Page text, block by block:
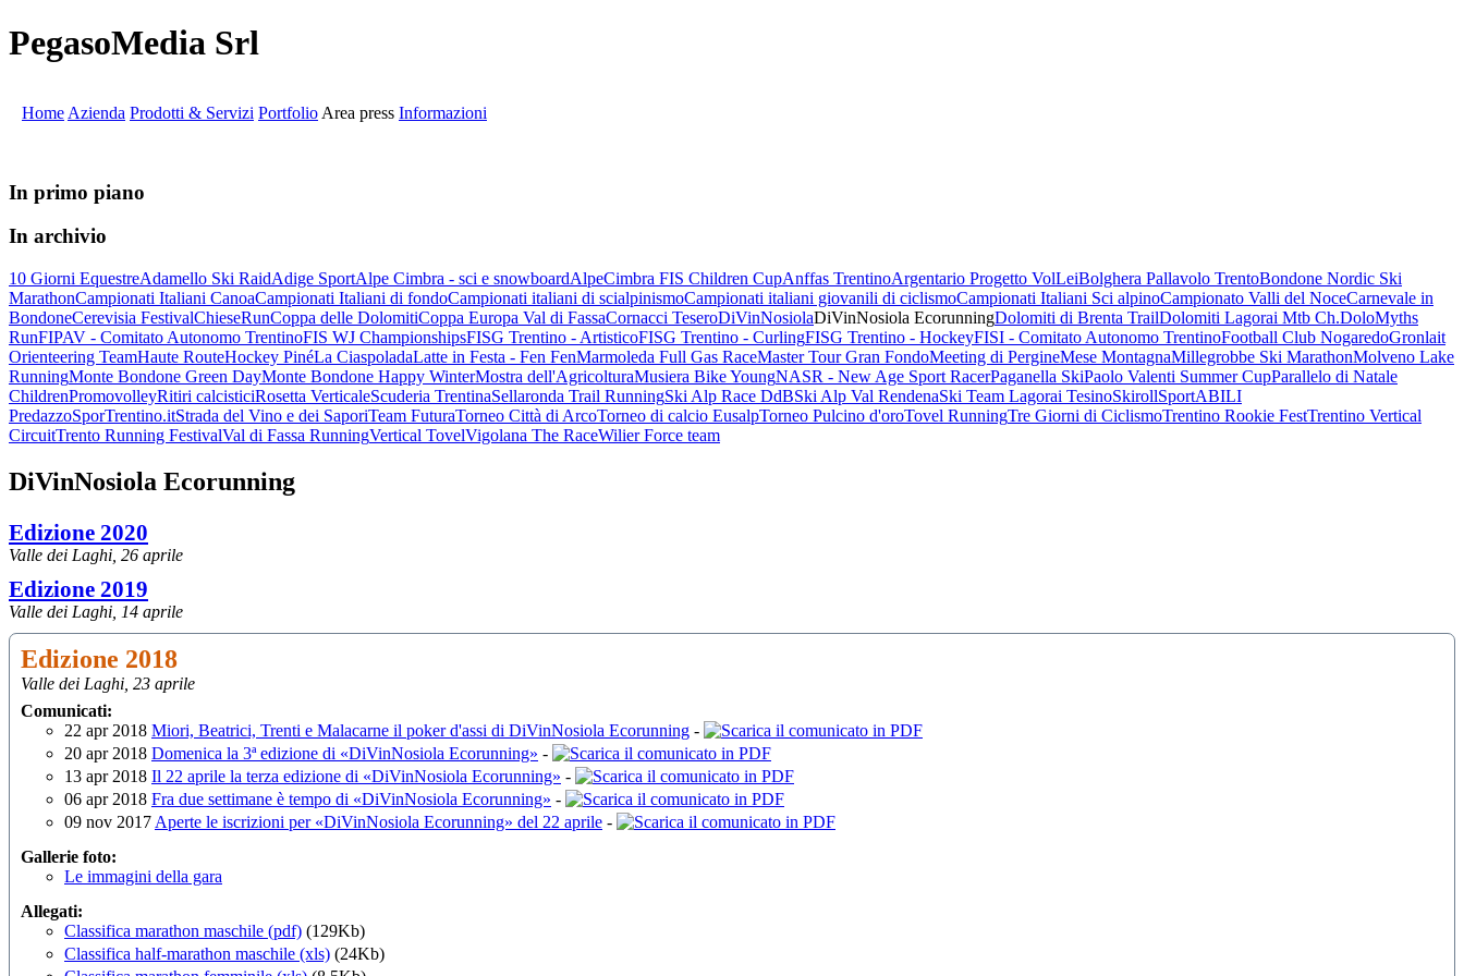
PegasoMedia Srl
Home Azienda Prodotti & Servizi Portfolio Area press Informazioni
In primo piano
In archivio
10 Giorni EquestreAdamello Ski RaidAdige SportAlpe Cimbra - sci e snowboardAlpeCimbra FIS Children CupAnffas TrentinoArgentario Progetto VolLeiBolghera Pallavolo TrentoBondone Nordic Ski
MarathonCampionati Italiani CanoaCampionati Italiani di fondoCampionati italiani di scialpinismoCampionati italiani giovanili di ciclismoCampionati Italiani Sci alpinoCampionato Valli del NoceCarnevale in
BondoneCerevisia FestivalChieseRunCoppa delle DolomitiCoppa Europa Val di FassaCornacci TeseroDiVinNosiolaDiVinNosiola EcorunningDolomiti di Brenta TrailDolomiti Lagorai Mtb Ch.DoloMyths
RunFIPAV - Comitato Autonomo TrentinoFIS WJ ChampionshipsFISG Trentino - ArtisticoFISG Trentino - CurlingFISG Trentino - HockeyFISI - Comitato Autonomo TrentinoFootball Club NogaredoGronlait
Orienteering TeamHaute RouteHockey PinéLa CiaspoladaLatte in Festa - Fen FenMarmoleda Full Gas RaceMaster Tour Gran FondoMeeting di PergineMese MontagnaMillegrobbe Ski MarathonMolveno Lake
RunningMonte Bondone Green DayMonte Bondone Happy WinterMostra dell'AgricolturaMusiera Bike YoungNASR - New Age Sport RacerPaganella SkiPaolo Valenti Summer CupParallelo di Natale
ChildrenPromovolleyRitiri calcisticiRosetta VerticaleScuderia TrentinaSellaronda Trail RunningSki Alp Race DdBSki Alp Val RendenaSki Team Lagorai TesinoSkirollSportABILI
PredazzoSporTrentino.itStrada del Vino e dei SaporiTeam FuturaTorneo Città di ArcoTorneo di calcio EusalpTorneo Pulcino d'oroTovel RunningTre Giorni di CiclismoTrentino Rookie FestTrentino Vertical
CircuitTrento Running FestivalVal di Fassa RunningVertical TovelVigolana The RaceWilier Force team
DiVinNosiola Ecorunning
Edizione 2020
Valle dei Laghi, 26 aprile
Edizione 2019
Valle dei Laghi, 14 aprile
Edizione 2018
Valle dei Laghi, 23 aprile
Comunicati:
22 apr 2018 Miori, Beatrici, Trenti e Malacarne il poker d'assi di DiVinNosiola Ecorunning -
20 apr 2018 Domenica la 3ª edizione di «DiVinNosiola Ecorunning» -
13 apr 2018 Il 22 aprile la terza edizione di «DiVinNosiola Ecorunning» -
06 apr 2018 Fra due settimane è tempo di «DiVinNosiola Ecorunning» -
09 nov 2017 Aperte le iscrizioni per «DiVinNosiola Ecorunning» del 22 aprile -
Gallerie foto:
Le immagini della gara
Allegati:
Classifica marathon maschile (pdf) (129Kb)
Classifica half-marathon maschile (xls) (24Kb)